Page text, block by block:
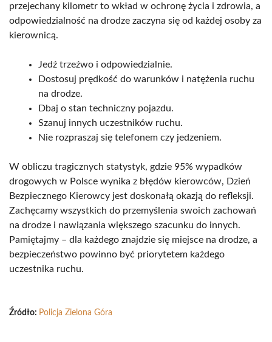
przejechany kilometr to wkład w ochronę życia i zdrowia, a
odpowiedzialność na drodze zaczyna się od każdej osoby za
kierownicą.
Jedź trzeźwo i odpowiedzialnie.
Dostosuj prędkość do warunków i natężenia ruchu
na drodze.
Dbaj o stan techniczny pojazdu.
Szanuj innych uczestników ruchu.
Nie rozpraszaj się telefonem czy jedzeniem.
W obliczu tragicznych statystyk, gdzie 95% wypadków
drogowych w Polsce wynika z błędów kierowców, Dzień
Bezpiecznego Kierowcy jest doskonałą okazją do refleksji.
Zachęcamy wszystkich do przemyślenia swoich zachowań
na drodze i nawiązania większego szacunku do innych.
Pamiętajmy – dla każdego znajdzie się miejsce na drodze, a
bezpieczeństwo powinno być priorytetem każdego
uczestnika ruchu.
Źródło: Policja Zielona Góra